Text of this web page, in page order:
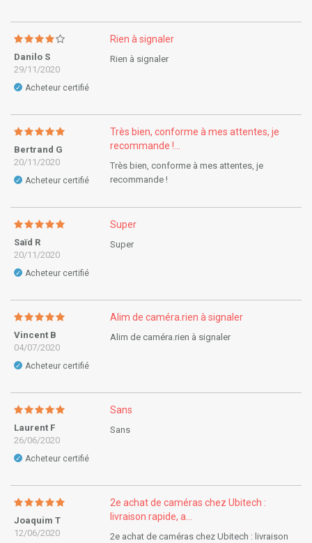
Danilo S
29/11/2020
✓ Acheteur certifié
Rien à signaler
Rien à signaler
Bertrand G
20/11/2020
✓ Acheteur certifié
Très bien, conforme à mes attentes, je
recommande !...
Très bien, conforme à mes attentes, je
recommande !
Saïd R
20/11/2020
✓ Acheteur certifié
Super
Super
Vincent B
04/07/2020
✓ Acheteur certifié
Alim de caméra.rien à signaler
Alim de caméra.rien à signaler
Laurent F
26/06/2020
✓ Acheteur certifié
Sans
Sans
Joaquim T
12/06/2020
2e achat de caméras chez Ubitech :
livraison rapide, a...
2e achat de caméras chez Ubitech : livraison